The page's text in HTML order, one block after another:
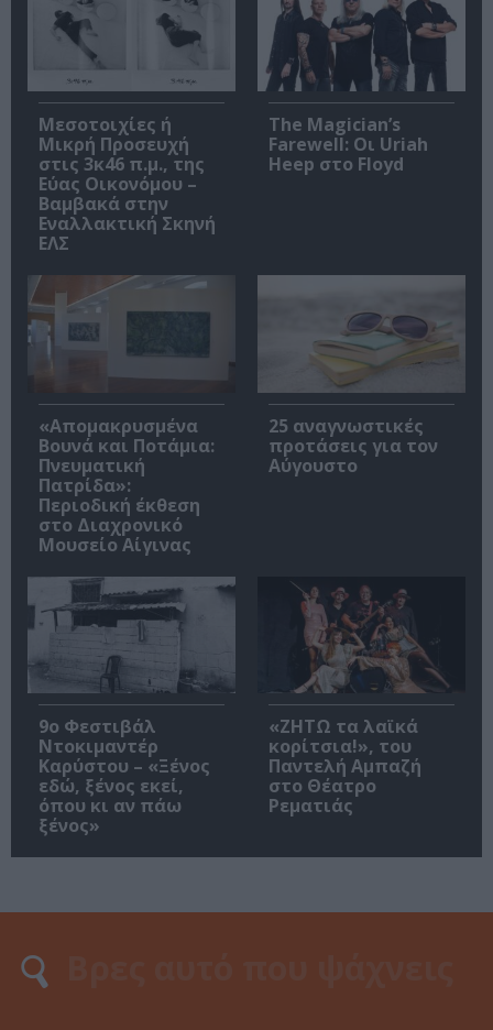
Μεσοτοιχίες ή
Μικρή Προσευχή
στις 3κ46 π.μ., της
Εύας Οικονόμου –
Βαμβακά στην
Εναλλακτική Σκηνή
ΕΛΣ
The Magician’s
Farewell: Οι Uriah
Heep στο Floyd
«Απομακρυσμένα
Βουνά και Ποτάμια:
Πνευματική
Πατρίδα»:
Περιοδική έκθεση
στο Διαχρονικό
Μουσείο Αίγινας
25 αναγνωστικές
προτάσεις για τον
Αύγουστο
9ο Φεστιβάλ
Ντοκιμαντέρ
Καρύστου – «Ξένος
εδώ, ξένος εκεί,
όπου κι αν πάω
ξένος»
«ΖΗΤΩ τα λαϊκά
κορίτσια!», του
Παντελή Αμπαζή
στο Θέατρο
Ρεματιάς